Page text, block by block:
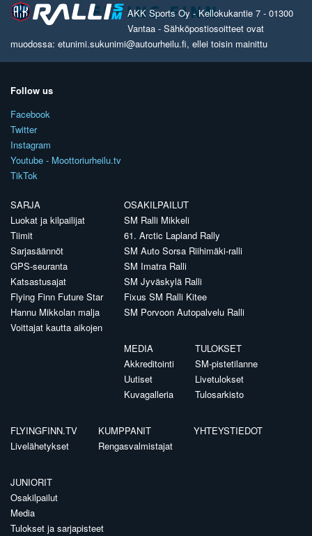
AKK Sports Oy - Kellokukantie 7 - 01300
Vantaa - Sähköpostiosoitteet ovat
muodossa: etunimi.sukunimi@autourheilu.fi, ellei toisin mainittu
Follow us
Facebook
Twitter
Instagram
Youtube - Moottoriurheilu.tv
TikTok
SARJA
Luokat ja kilpailijat
Tiimit
Sarjasäännöt
GPS-seuranta
Katsastusajat
Flying Finn Future Star
Hannu Mikkolan malja
Voittajat kautta aikojen
OSAKILPAILUT
SM Ralli Mikkeli
61. Arctic Lapland Rally
SM Auto Sorsa Riihimäki-ralli
SM Imatra Ralli
SM Jyväskylä Ralli
Fixus SM Ralli Kitee
SM Porvoon Autopalvelu Ralli
MEDIA
Akkreditointi
Uutiset
Kuvagalleria
TULOKSET
SM-pistetilanne
Livetulokset
Tulosarkisto
FLYINGFINN.TV
Livelähetykset
KUMPPANIT
Rengasvalmistajat
YHTEYSTIEDOT
JUNIORIT
Osakilpailut
Media
Tulokset ja sarjapisteet